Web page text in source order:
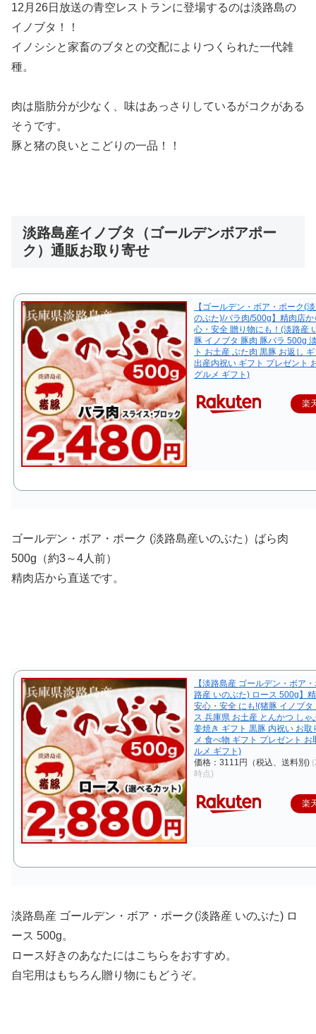
12月26日放送の青空レストランに登場するのは淡路島の
イノブタ！！
イノシシと家畜のブタとの交配によりつくられた一代雑
種。
肉は脂肪分が少なく、味はあっさりしているがコクがある
そうです。
豚と猪の良いとこどりの一品！！
淡路島産イノブタ（ゴールデンボアポー
ク）通販お取り寄せ
【ゴールデン・ボア・ポーク(
のぶた)/バラ肉/500g】精肉店
心・安全 贈り物にも！(淡路産
豚 イノブタ 豚肉 豚バラ 500g
ト お土産 ぶた肉 黒豚 お返し
出産内祝い ギフト プレゼント
グルメ ギフト)
楽
ゴールデン・ボア・ポーク (淡路島産いのぶた）ばら肉
500g（約3～4人前）
精肉店から直送です。
【淡路島産 ゴールデン・ボア
路産 いのぶた) ロース 500g】
安心・安全 にも!(猪豚 イノブタ
ス 兵庫県 お土産 とんかつ しゃ
姜焼き ギフト 黒豚 内祝い お取
メ 食べ物 ギフト プレゼント お
ルメ ギフト)
価格：3111円（税込、送料別)
時点)
楽
淡路島産 ゴールデン・ボア・ポーク(淡路産 いのぶた) ロ
ース 500g。
ロース好きのあなたにはこちらをおすすめ。
自宅用はもちろん贈り物にもどうぞ。